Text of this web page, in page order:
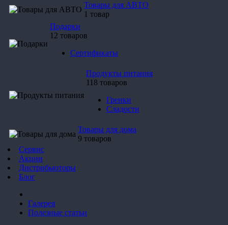
Товары для АВТО
1 товар
Подарки
12 товаров
Сертификаты
Продукты питания
118 товаров
Гренки
Сладости
Товары для дома
9 товаров
Сервис
Акции
Дистрибьюторы
Блог
Галерея
Полезные статьи